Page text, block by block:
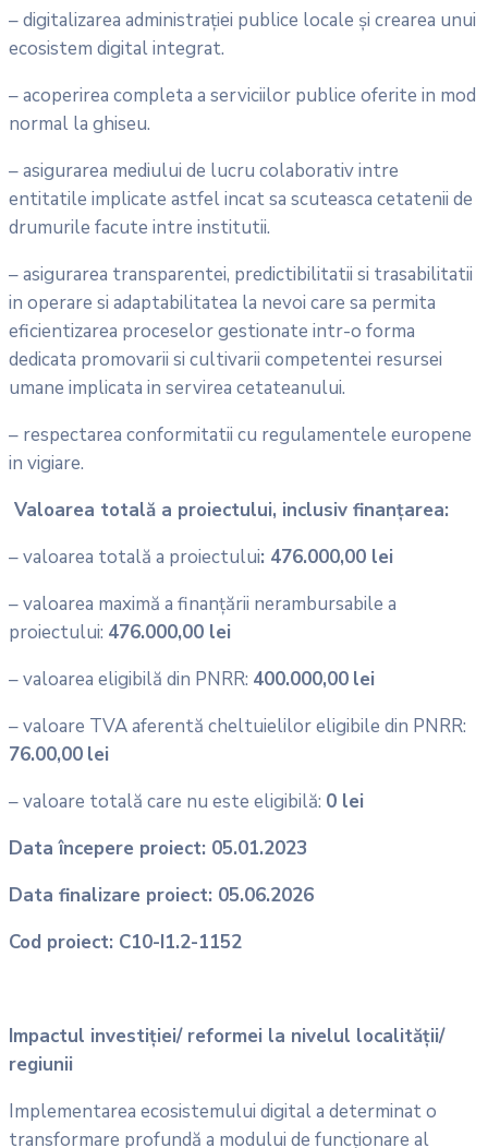
– digitalizarea administrației publice locale și crearea unui
ecosistem digital integrat.
– acoperirea completa a serviciilor publice oferite in mod
normal la ghiseu.
– asigurarea mediului de lucru colaborativ intre
entitatile implicate astfel incat sa scuteasca cetatenii de
drumurile facute intre institutii.
– asigurarea transparentei, predictibilitatii si trasabilitatii
in operare si adaptabilitatea la nevoi care sa permita
eficientizarea proceselor gestionate intr-o forma
dedicata promovarii si cultivarii competentei resursei
umane implicata in servirea cetateanului.
– respectarea conformitatii cu regulamentele europene
in vigiare.
Valoarea totală a proiectului, inclusiv finanțarea:
– valoarea totală a proiectului: 476.000,00 lei
– valoarea maximă a finanțării nerambursabile a
proiectului: 476.000,00 lei
– valoarea eligibilă din PNRR: 400.000,00 lei
– valoare TVA aferentă cheltuielilor eligibile din PNRR:
76.00,00 lei
– valoare totală care nu este eligibilă: 0 lei
Data începere proiect: 05.01.2023
Data finalizare proiect: 05.06.2026
Cod proiect: C10-I1.2-1152
Impactul investiției/ reformei la nivelul localității/
regiunii
Implementarea ecosistemului digital a determinat o
transformare profundă a modului de funcționare al